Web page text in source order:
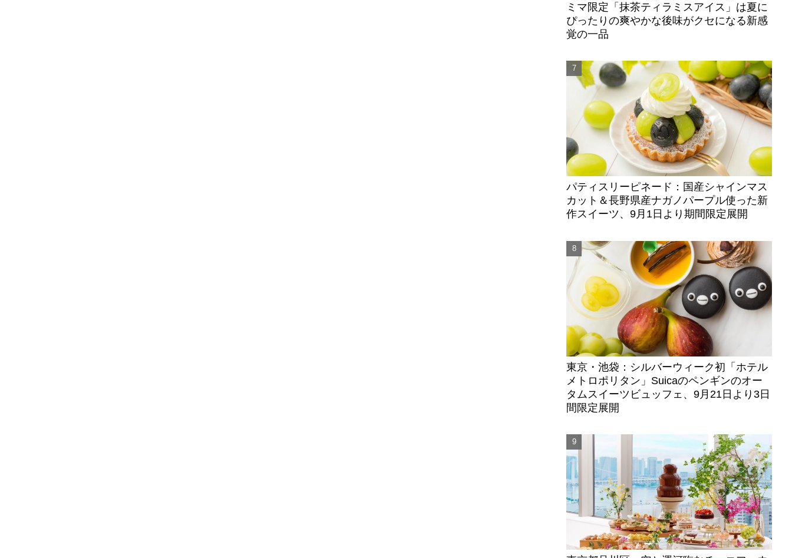
ミマ限定「抹茶ティラミスアイス」は夏に
ぴったりの爽やかな後味がクセになる新感
覚の一品
パティスリーピネード：国産シャインマス
カット＆長野県産ナガノパープル使った新
作スイーツ、9月1日より期間限定展開
東京・池袋：シルバーウィーク初「ホテル
メトロポリタン」Suicaのペンギンのオー
タムスイーツビュッフェ、9月21日より3日
間限定展開